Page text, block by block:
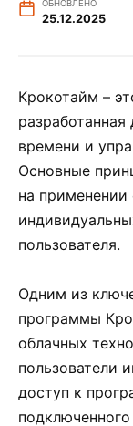
ОБНОВЛЕНО
25.12.2025
Крокотайм –
времени и
Основные
на применении
пользователя.
Одним из
программы
облачных
пользователи
доступ к